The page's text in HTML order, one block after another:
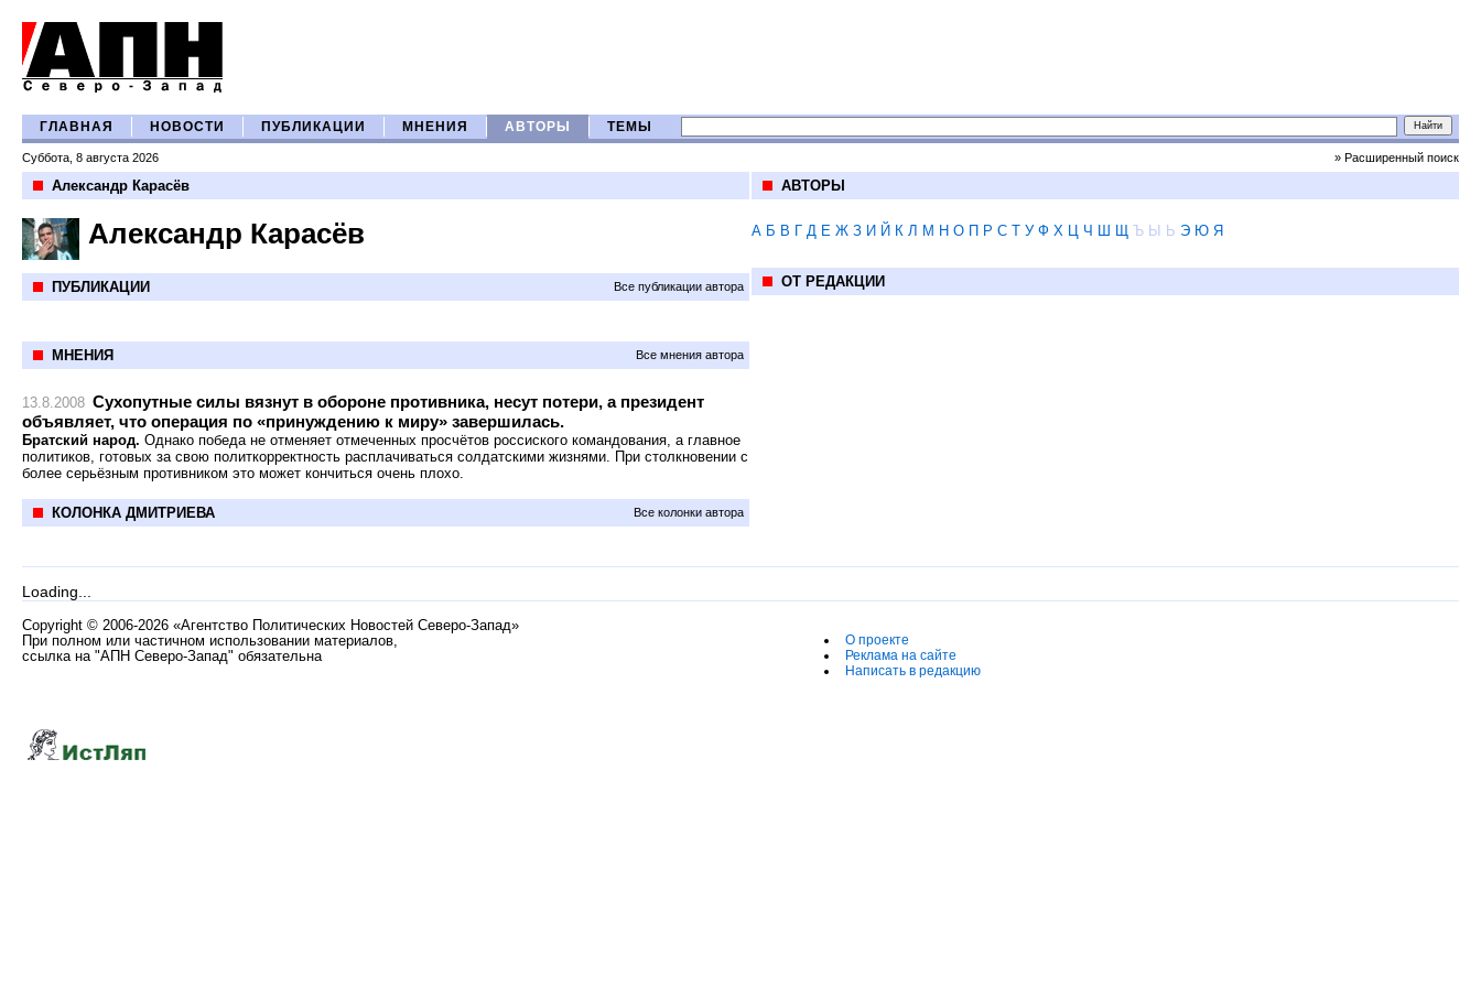
ГЛАВНАЯ НОВОСТИ ПУБЛИКАЦИИ МНЕНИЯ АВТОРЫ ТЕМЫ
Суббота, 8 августа 2026 » Расширенный поиск
Александр Карасёв
Александр Карасёв
ПУБЛИКАЦИИ Все публикации автора
МНЕНИЯ Все мнения автора
13.8.2008 Сухопутные силы вязнут в обороне противника, несут потери, а президент
объявляет, что операция по «принуждению к миру» завершилась.
Братский народ. Однако победа не отменяет отмеченных просчётов россиского командования, а главное
политиков, готовых за свою политкорректность расплачиваться солдатскими жизнями. При столкновении с
более серьёзным противником это может кончиться очень плохо.
КОЛОНКА ДМИТРИЕВА Все колонки автора
АВТОРЫ
А Б В Г Д Е Ж З И Й К Л М Н О П Р С Т У Ф Х Ц Ч Ш Щ Ъ Ы Ь Э Ю Я
ОТ РЕДАКЦИИ
Loading...
Copyright © 2006-2026 «Агентство Политических Новостей Северо-Запад»
При полном или частичном использовании материалов,
ссылка на "АПН Северо-Запад" обязательна
О проекте
Реклама на сайте
Написать в редакцию